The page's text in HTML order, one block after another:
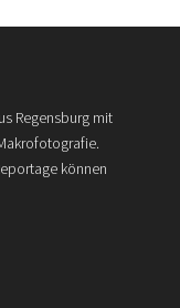
Regensburg mit
können